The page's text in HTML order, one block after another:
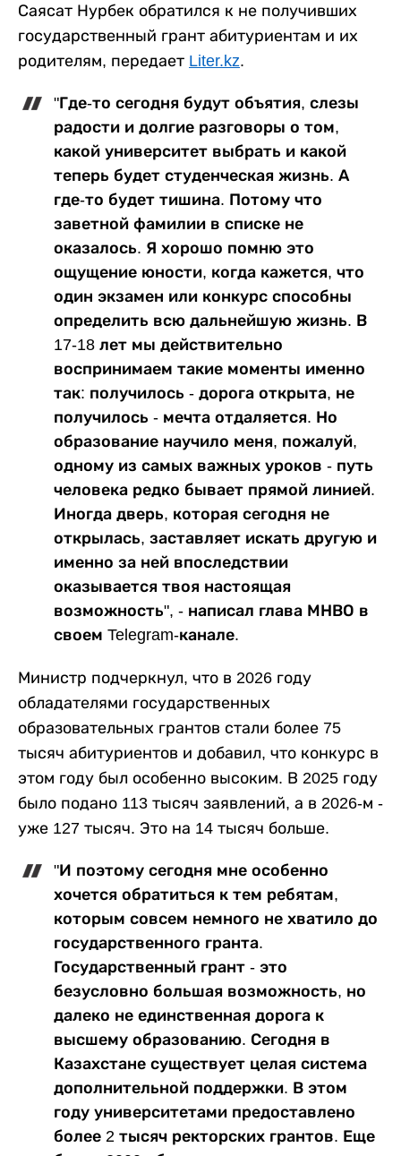
Саясат Нурбек обратился к не получивших
государственный грант абитуриентам и их
родителям, передает Liter.kz.
"Где-то сегодня будут объятия, слезы
радости и долгие разговоры о том,
какой университет выбрать и какой
теперь будет студенческая жизнь. А
где-то будет тишина. Потому что
заветной фамилии в списке не
оказалось. Я хорошо помню это
ощущение юности, когда кажется, что
один экзамен или конкурс способны
определить всю дальнейшую жизнь. В
17-18 лет мы действительно
воспринимаем такие моменты именно
так: получилось - дорога открыта, не
получилось - мечта отдаляется. Но
образование научило меня, пожалуй,
одному из самых важных уроков - путь
человека редко бывает прямой линией.
Иногда дверь, которая сегодня не
открылась, заставляет искать другую и
именно за ней впоследствии
оказывается твоя настоящая
возможность", - написал глава МНВО в
своем Telegram-канале.
Министр подчеркнул, что в 2026 году
обладателями государственных
образовательных грантов стали более 75
тысяч абитуриентов и добавил, что конкурс в
этом году был особенно высоким. В 2025 году
было подано 113 тысяч заявлений, а в 2026-м -
уже 127 тысяч. Это на 14 тысяч больше.
"И поэтому сегодня мне особенно
хочется обратиться к тем ребятам,
которым совсем немного не хватило до
государственного гранта.
Государственный грант - это
безусловно большая возможность, но
далеко не единственная дорога к
высшему образованию. Сегодня в
Казахстане существует целая система
дополнительной поддержки. В этом
году университетами предоставлено
более 2 тысяч ректорских грантов. Еще